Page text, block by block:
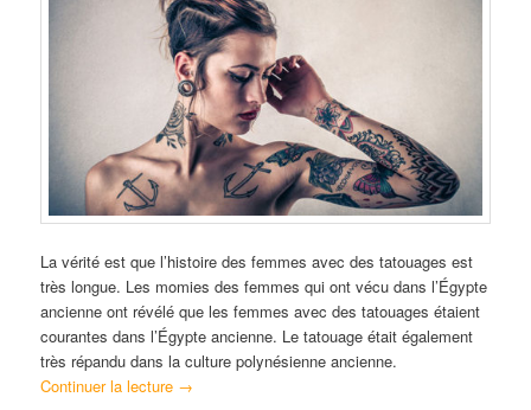
La vérité est que l’histoire des femmes avec des tatouages est
très longue. Les momies des femmes qui ont vécu dans l’Égypte
ancienne ont révélé que les femmes avec des tatouages étaient
courantes dans l’Égypte ancienne. Le tatouage était également
très répandu dans la culture polynésienne ancienne.
Continuer la lecture →